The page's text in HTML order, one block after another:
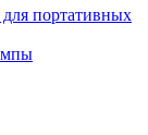
для портативных